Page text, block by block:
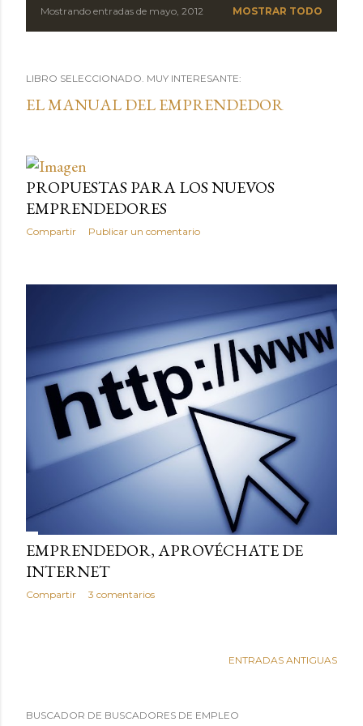
Mostrando entradas de mayo, 2012 MOSTRAR TODO
LIBRO SELECCIONADO. MUY INTERESANTE:
EL MANUAL DEL EMPRENDEDOR
PROPUESTAS PARA LOS NUEVOS
EMPRENDEDORES
Compartir Publicar un comentario
EMPRENDEDOR, APROVÉCHATE DE
INTERNET
Compartir 3 comentarios
ENTRADAS ANTIGUAS
BUSCADOR DE BUSCADORES DE EMPLEO